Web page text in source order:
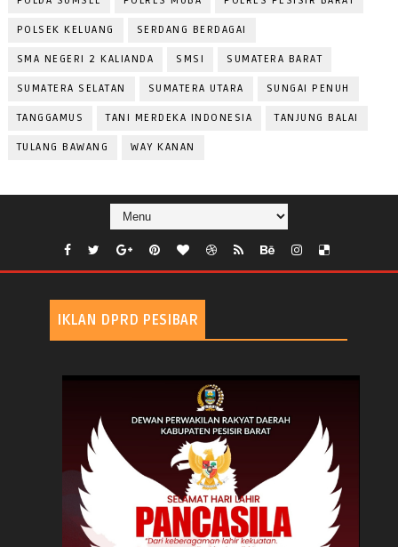
POLSEK KELUANG SERDANG BERDAGAI
SMA NEGERI 2 KALIANDA SMSI SUMATERA BARAT
SUMATERA SELATAN SUMATERA UTARA SUNGAI PENUH
TANGGAMUS TANI MERDEKA INDONESIA TANJUNG BALAI
TULANG BAWANG WAY KANAN
IKLAN DPRD PESIBAR